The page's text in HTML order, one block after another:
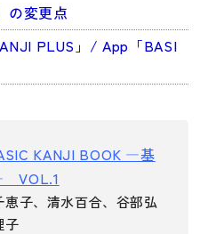
みについて
の変更点
PLUS」/ App「BASI
KANJI BOOK ―基
VOL.1
子、清水百合、谷部弘
子